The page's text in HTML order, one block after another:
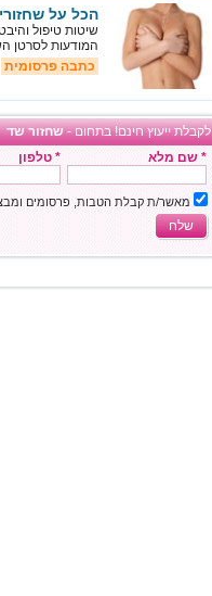
הכל על
שיטות טיפול
המודעות לסרטן
כתבה פרסומית
לקבלת ייעוץ חינם! בתחום -שחזור שד
* שם מלא
* טלפון
מאשר/ת קבלת הטבות, פרסומים
שלח